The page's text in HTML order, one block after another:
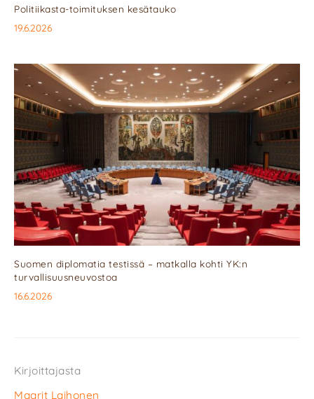
Politiikasta-toimituksen kesätauko
19.6.2026
Suomen diplomatia testissä – matkalla kohti YK:n
turvallisuusneuvostoa
16.6.2026
Kirjoittajasta
Maarit Laihonen